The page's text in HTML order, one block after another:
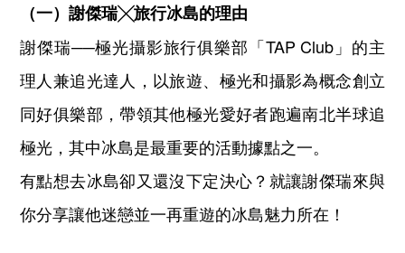
（一） 謝傑瑞╳旅行冰島的理由
謝傑瑞──極光攝影旅行俱樂部「TAP Club」的主
理人兼追光達人，以旅遊、極光和攝影為概念創立
同好俱樂部，帶領其他極光愛好者跑遍南北半球追
極光，其中冰島是最重要的活動據點之一。
有點想去冰島卻又還沒下定決心？就讓謝傑瑞來與
你分享讓他迷戀並一再重遊的冰島魅力所在！